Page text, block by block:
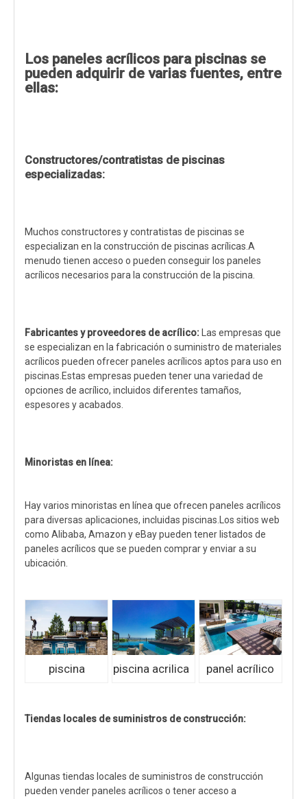
Los paneles acrílicos para piscinas se
pueden adquirir de varias fuentes, entre
ellas:
Constructores/contratistas de piscinas
especializadas:
Muchos constructores y contratistas de piscinas se
especializan en la construcción de piscinas acrílicas.A
menudo tienen acceso o pueden conseguir los paneles
acrílicos necesarios para la construcción de la piscina.
Fabricantes y proveedores de acrílico:
Las empresas que
se especializan en la fabricación o suministro de materiales
acrílicos pueden ofrecer paneles acrílicos aptos para uso en
piscinas.Estas empresas pueden tener una variedad de
opciones de acrílico, incluidos diferentes tamaños,
espesores y acabados.
Minoristas en línea:
Hay varios minoristas en línea que ofrecen paneles acrílicos
para diversas aplicaciones, incluidas piscinas.Los sitios web
como Alibaba, Amazon y eBay pueden tener listados de
paneles acrílicos que se pueden comprar y enviar a su
ubicación.
piscina piscina acrilica panel acrílico
Tiendas locales de suministros de construcción:
Algunas tiendas locales de suministros de construcción
pueden vender paneles acrílicos o tener acceso a